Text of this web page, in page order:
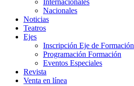
Internacionales
Nacionales
Noticias
Teatros
Ejes
Inscripción Eje de Formación
Programación Formación
Eventos Especiales
Revista
Venta en línea